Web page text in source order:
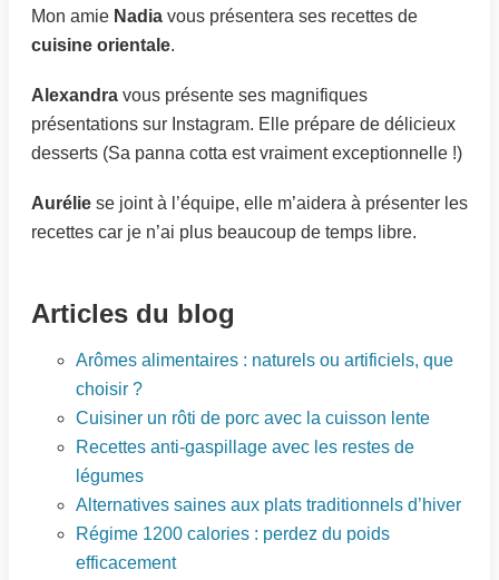
Mon amie Nadia vous présentera ses recettes de
cuisine orientale.
Alexandra vous présente ses magnifiques
présentations sur Instagram. Elle prépare de délicieux
desserts (Sa panna cotta est vraiment exceptionnelle !)
Aurélie se joint à l’équipe, elle m’aidera à présenter les
recettes car je n’ai plus beaucoup de temps libre.
Articles du blog
Arômes alimentaires : naturels ou artificiels, que
choisir ?
Cuisiner un rôti de porc avec la cuisson lente
Recettes anti-gaspillage avec les restes de
légumes
Alternatives saines aux plats traditionnels d’hiver
Régime 1200 calories : perdez du poids
efficacement